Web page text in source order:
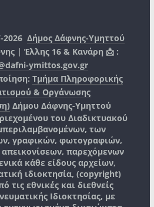
2026Δήμος Δάφνης-Υμηττού
| Έλλης 16 & Κανάρη 📩 :
ymittos.gov.gr
Τμήμα Πληροφορικής
& Οργάνωσης
Δήμου Δάφνης-Υμηττού
του Διαδικτυακού
των
γραφικών, φωτογραφιών,
παρεχόμενων
κάθε είδους αρχείων,
ιδιοκτησία, (copyright)
τις εθνικές και διεθνείς
Ιδιοκτησίας, με